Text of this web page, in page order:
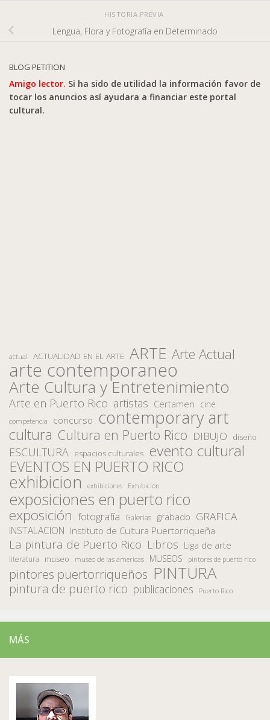
HISTORIA PREVIA
Lengua, Flora y Fotografía en Determinado
BLOG PETITION
Amigo lector. Si ha sido de utilidad la información favor de
tocar los anuncios así ayudara a financiar este portal
cultural.
actual ACTUALIDAD EN EL ARTE ARTE Arte Actual
arte contemporaneo
Arte Cultura y Entretenimiento
Arte en Puerto Rico artistas Certamen cine
competencia concurso contemporary art
cultura Cultura en Puerto Rico DIBUJO diseño
ESCULTURA espacios culturales evento cultural
EVENTOS EN PUERTO RICO
exhibicion exhibiciones Exhibición
exposiciones en puerto rico
exposición fotografía Galerias grabado GRAFICA
INSTALACION Instituto de Cultura Puertorriqueña
La pintura de Puerto Rico Libros Liga de arte
literatura museo museo de las americas MUSEOS pintores de puerto rico
pintores puertorriqueños PINTURA
pintura de puerto rico publicaciones Puerto Rico
MÁS